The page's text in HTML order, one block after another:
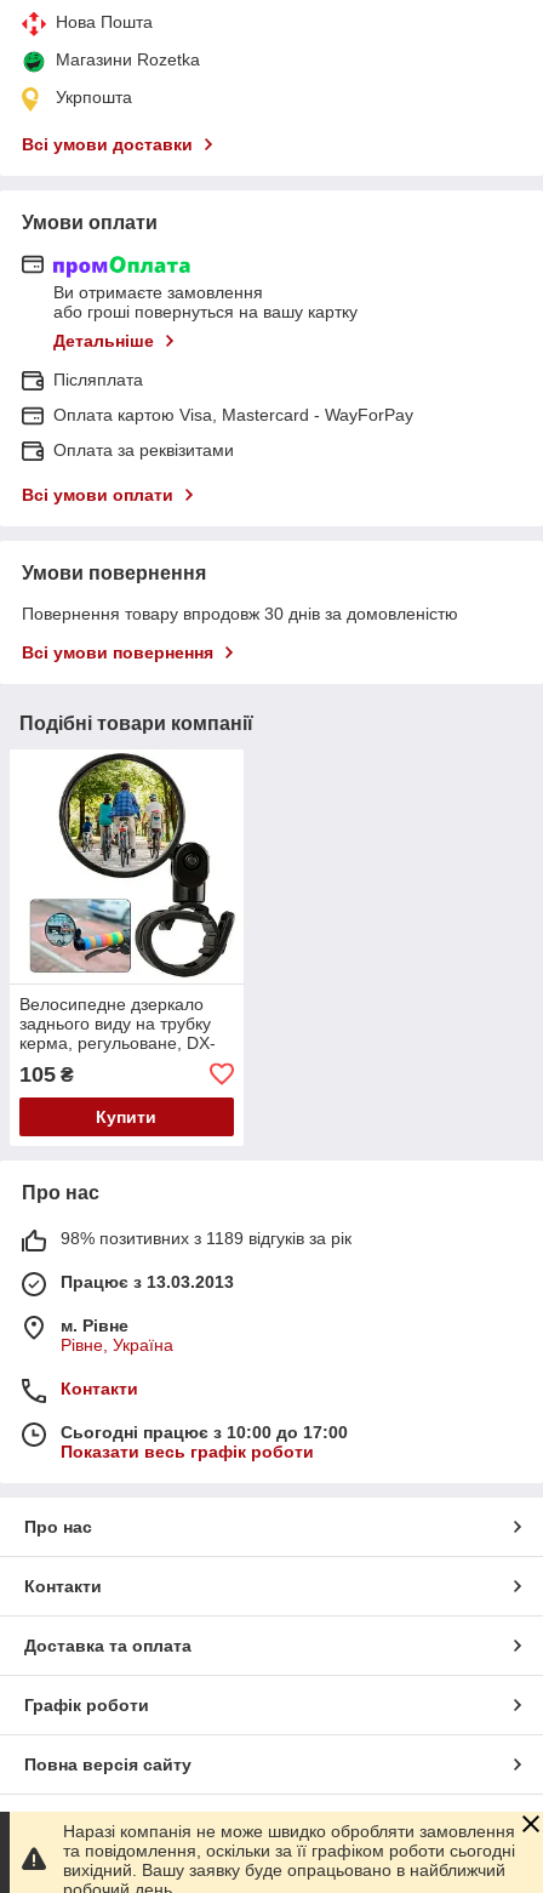
Нова Пошта
Магазини Rozetka
Укрпошта
Всі умови доставки
Умови оплати
Ви отримаєте замовлення
або гроші повернуться на вашу картку
Детальніше
Післяплата
Оплата картою Visa, Mastercard - WayForPay
Оплата за реквізитами
Всі умови оплати
Умови повернення
Повернення товару впродовж 30 днів за домовленістю
Всі умови повернення
Подібні товари компанії
Велосипедне дзеркало
заднього виду на трубку
керма, регульоване, DX-
105 ₴
Купити
Про нас
98% позитивних з 1189 відгуків за рік
Працює з 13.03.2013
м. Рівне
Рівне, Україна
Контакти
Сьогодні працює з 10:00 до 17:00
Показати весь графік роботи
Про нас
Контакти
Доставка та оплата
Графік роботи
Повна версія сайту
Сайт створено на маркетплейсі Prom.ua
Політика конфіденційності
Наразі компанія не може швидко обробляти замовлення
та повідомлення, оскільки за її графіком роботи сьогодні
вихідний. Вашу заявку буде опрацьовано в найближчий